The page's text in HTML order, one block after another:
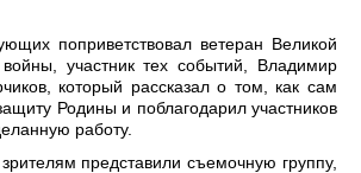
поприветствовал ветеран Великой
войны, участник тех событий, Владимир
который рассказал о том, как сам
Родины и поблагодарил участников
работу.
представили съемочную группу,